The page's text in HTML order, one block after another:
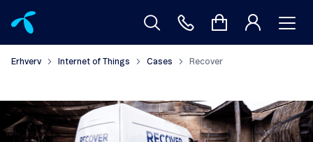
Erhverv Internet of Things Cases Recover